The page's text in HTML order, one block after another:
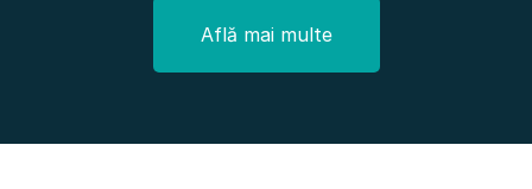
Află mai multe